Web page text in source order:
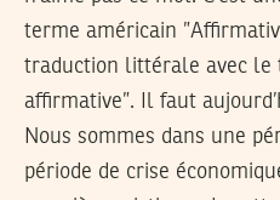
terme américain
traduction littérale avec le
affirmative”. Il faut
Nous sommes dans une
période de crise